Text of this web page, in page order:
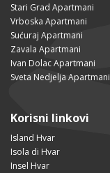
Stari Grad Apartmani
Vrboska Apartmani
Sućuraj Apartmani
Zavala Apartmani
Ivan Dolac Apartmani
Sveta Nedjelja Apartmani
Korisni linkovi
Island Hvar
Isola di Hvar
Insel Hvar